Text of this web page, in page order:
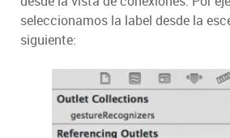
seleccionamos la label desde la
siguiente: